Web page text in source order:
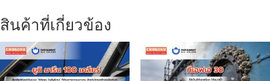
สินค้าที่เกี่ยวข้อง